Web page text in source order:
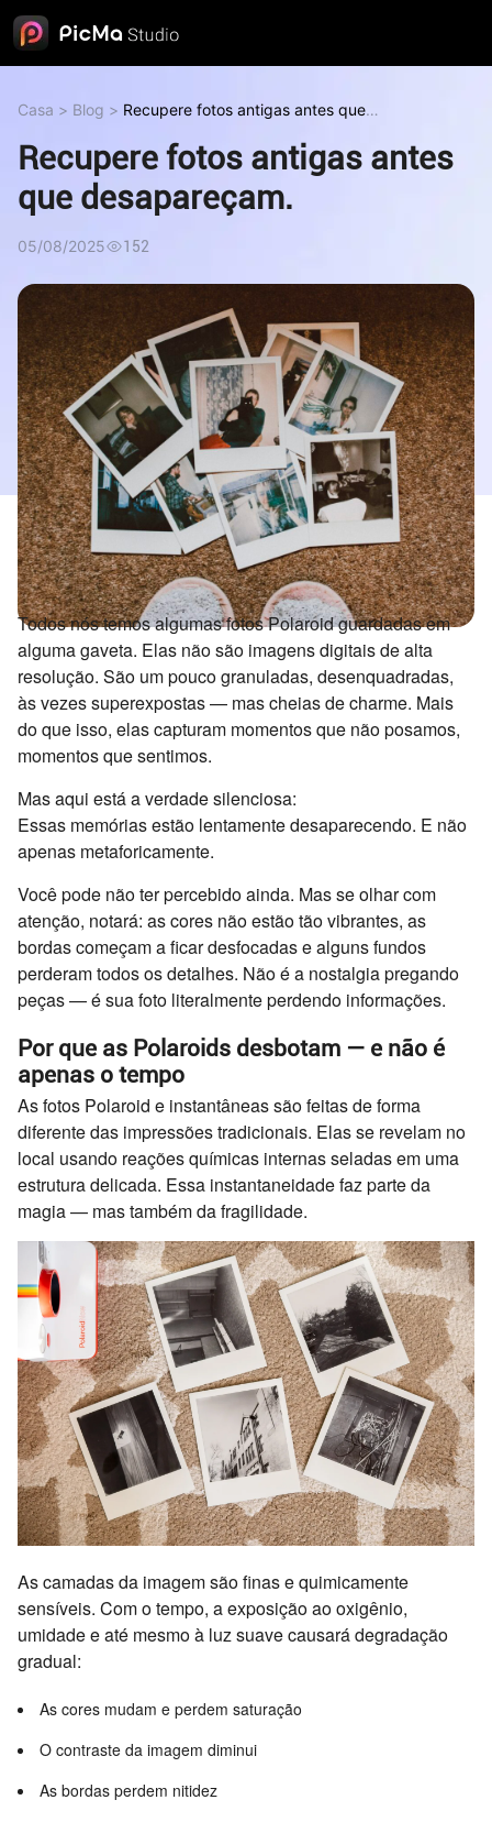
Casa > Blog > Recupere fotos antigas antes que
Recupere fotos antigas antes
que desapareçam.
05/08/2025 152
Todos nós temos algumas fotos Polaroid guardadas em
alguma gaveta. Elas não são imagens digitais de alta
resolução. São um pouco granuladas, desenquadradas,
às vezes superexpostas — mas cheias de charme. Mais
do que isso, elas capturam momentos que não posamos,
momentos que sentimos.
Mas aqui está a verdade silenciosa:
Essas memórias estão lentamente desaparecendo. E não
apenas metaforicamente.
Você pode não ter percebido ainda. Mas se olhar com
atenção, notará: as cores não estão tão vibrantes, as
bordas começam a ficar desfocadas e alguns fundos
perderam todos os detalhes. Não é a nostalgia pregando
peças — é sua foto literalmente perdendo informações.
Por que as Polaroids desbotam — e não é
apenas o tempo
As fotos Polaroid e instantâneas são feitas de forma
diferente das impressões tradicionais. Elas se revelam no
local usando reações químicas internas seladas em uma
estrutura delicada. Essa instantaneidade faz parte da
magia — mas também da fragilidade.
As camadas da imagem são finas e quimicamente
sensíveis. Com o tempo, a exposição ao oxigênio,
umidade e até mesmo à luz suave causará degradação
gradual:
As cores mudam e perdem saturação
O contraste da imagem diminui
As bordas perdem nitidez